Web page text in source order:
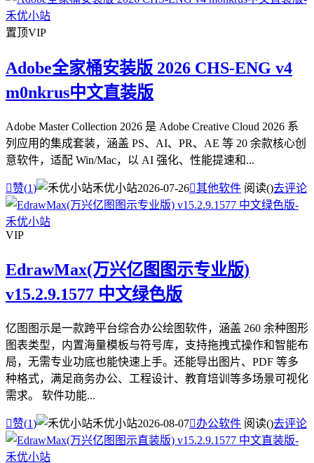
置顶VIP
Adobe全家桶安装版 2026 CHS-ENG v4
m0nkrus中文直装版
Adobe Master Collection 2026 是 Adobe Creative Cloud 2026 系
列应用的集成套装，涵盖 PS、AI、PR、AE 等 20 余款核心创
意软件，适配 Win/Mac，以 AI 强化、性能提速和...
赞(1) 禾优小站2026-07-26其他软件 阅读()去评论
VIP
EdrawMax(万兴亿图图示专业版)
v15.2.9.1577 中文绿色版
亿图图示是一款跨平台综合办公绘图软件，涵盖 260 余种图形
图表类型，内置海量模板与符号库，支持拖拽式操作和智能布
局，无需专业功底也能快速上手。还能导出图片、PDF 等多
种格式，满足商务办公、工程设计、教育培训等多场景可视化
需求。 软件功能...
赞(1) 禾优小站2026-08-07办公软件 阅读()去评论